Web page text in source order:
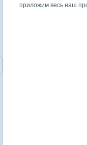
приложим весь наш